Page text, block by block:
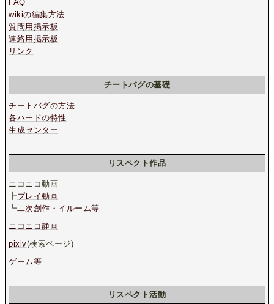
FAQ
wikiの編集方法
質問用掲示板
連絡用掲示板
リンク
チートバグの基礎
チートバグの方法
各ハードの特性
生成センター
リスペクト作品
ニコニコ動画
┣プレイ動画
┗ 二次創作・イルーム等
ニコニコ静画
pixiv(検索ページ)
ゲーム等
リスペクト活動